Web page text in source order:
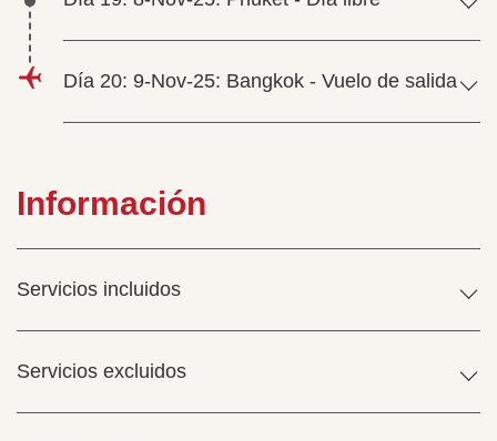
Día 20: 9-Nov-25: Bangkok - Vuelo de salida
Información
Servicios incluidos
Servicios excluidos